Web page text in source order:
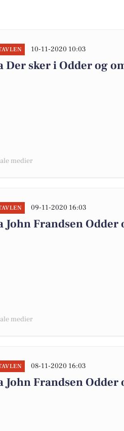
10-11-2020 10:03
Der sker i Odder og
medier
09-11-2020 16:03
John Frandsen Odder
medier
08-11-2020 16:03
John Frandsen Odder